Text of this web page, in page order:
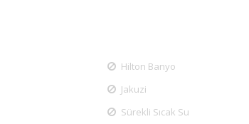
Hilton Banyo
Jakuzi
Sürekli Sıcak Su